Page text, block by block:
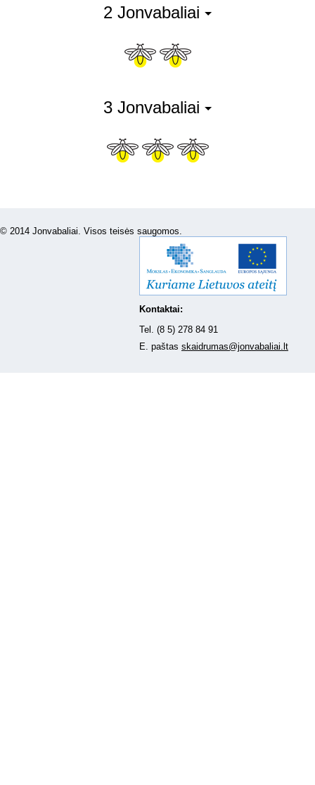
2 Jonvabaliai
3 Jonvabaliai
© 2014 Jonvabaliai. Visos teisės saugomos.
Kontaktai:
Tel. (8 5) 278 84 91
E. paštas skaidrumas@jonvabaliai.lt